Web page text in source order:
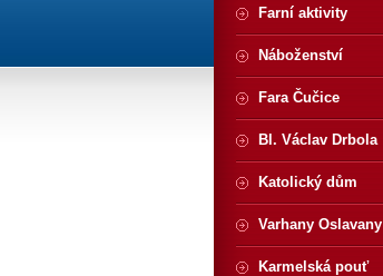
Farní aktivity
Náboženství
Fara Čučice
Bl. Václav Drbola
Katolický dům
Varhany Oslavany
Karmelská pouť